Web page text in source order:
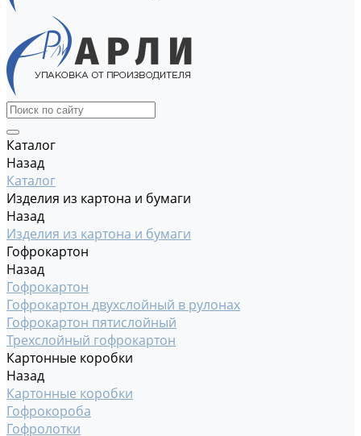
Каталог
Назад
Каталог
Изделия из картона и бумаги
Назад
Изделия из картона и бумаги
Гофрокартон
Назад
Гофрокартон
Гофрокартон двухслойный в рулонах
Гофрокартон пятислойный
Трехслойный гофрокартон
Картонные коробки
Назад
Картонные коробки
Гофрокороба
Гофролотки